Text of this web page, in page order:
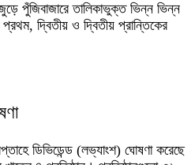
পুঁজিবাজারে তালিকাভুক্ত ভিন্ন ভিন্ন
দ্বিতীয় ও দ্বিতীয় প্রান্তিকের
ডিভিডেন্ড (লভ্যাংশ) ঘোষণা করেছে